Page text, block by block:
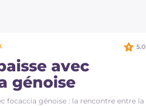
avec
génoise
focaccia génoise : la rencontre entre la
5.0